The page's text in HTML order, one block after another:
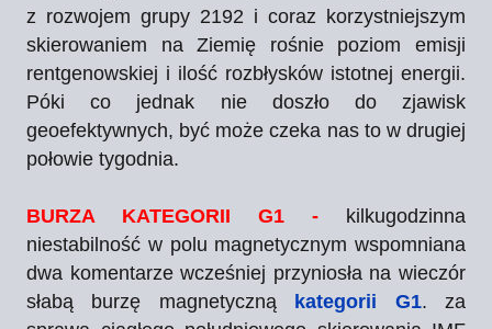
z rozwojem grupy 2192 i coraz korzystniejszym
skierowaniem na Ziemię rośnie poziom emisji
rentgenowskiej i ilość rozbłysków istotnej energii.
Póki co jednak nie doszło do zjawisk
geoefektywnych, być może czeka nas to w drugiej
połowie tygodnia.
BURZA KATEGORII G1 - kilkugodzinna
niestabilność w polu magnetycznym wspomniana
dwa komentarze wcześniej przyniosła na wieczór
słabą burzę magnetyczną
kategorii G1. za